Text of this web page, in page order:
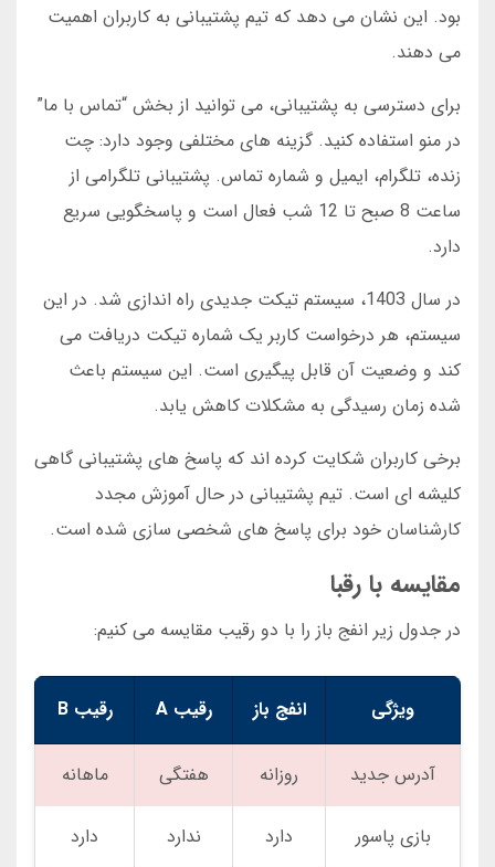
بود. این نشان می دهد که تیم پشتیبانی به کاربران اهمیت
می دهند.
برای دسترسی به پشتیبانی، می توانید از بخش “تماس با ما”
در منو استفاده کنید. گزینه های مختلفی وجود دارد: چت
زنده، تلگرام، ایمیل و شماره تماس. پشتیبانی تلگرامی از
ساعت 8 صبح تا 12 شب فعال است و پاسخگویی سریع
دارد.
در سال 1403، سیستم تیکت جدیدی راه اندازی شد. در این
سیستم، هر درخواست کاربر یک شماره تیکت دریافت می
کند و وضعیت آن قابل پیگیری است. این سیستم باعث
شده زمان رسیدگی به مشکلات کاهش یابد.
برخی کاربران شکایت کرده اند که پاسخ های پشتیبانی گاهی
کلیشه ای است. تیم پشتیبانی در حال آموزش مجدد
کارشناسان خود برای پاسخ های شخصی سازی شده است.
مقایسه با رقبا
در جدول زیر انفج باز را با دو رقیب مقایسه می کنیم:
ویژگی انفج باز رقیب A رقیب B
آدرس جدید روزانه هفتگی ماهانه
بازی پاسور دارد ندارد دارد